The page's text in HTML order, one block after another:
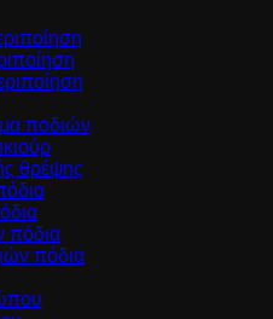
ποδιών
θρέψης
πόδια
πόδια